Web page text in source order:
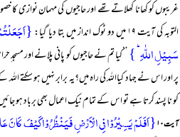
غریبوں کو کھانا کھلاتے تھے اور حاجیوں کی مہمان نوازی
التوبہ کی آیت ۱۹ میں دو ٹوک انداز میں بتا دیا گیا:
سَبِیۡلِ اللّٰہِ ؕ } ’’کیا تم نے حاجیوں کو پانی پلانے اور
پر اور اس نے جہاد کیااللہ کی راہ میں؟یہ برابر نہیں ہو سکتے
کو نا پسند کرتا ہے تو اس کے تمام نیک اعمال بھی برباد ہو
آیت ۱۰ {اَفَلَمۡ یَسِیۡرُوۡا فِی الۡاَرۡضِ فَیَنۡظُرُوۡا کَیۡفَ